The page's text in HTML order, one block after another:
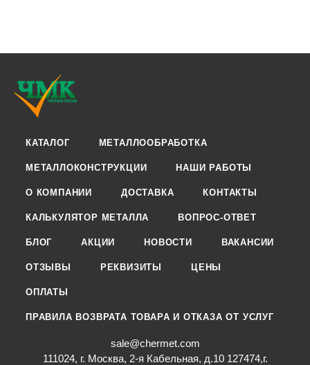
КАТАЛОГ МЕТАЛЛООБРАБОТКА
МЕТАЛЛОКОНСТРУКЦИИ НАШИ РАБОТЫ
О КОМПАНИИ ДОСТАВКА КОНТАКТЫ
КАЛЬКУЛЯТОР МЕТАЛЛА ВОПРОС-ОТВЕТ
БЛОГ АКЦИИ НОВОСТИ ВАКАНСИИ
ОТЗЫВЫ РЕКВИЗИТЫ ЦЕНЫ
ОПЛАТЫ
ПРАВИЛА ВОЗВРАТА ТОВАРА И ОТКАЗА ОТ УСЛУГ
sale@chermet.com
111024, г. Москва, 2-я Кабельная, д.10 127474,г.